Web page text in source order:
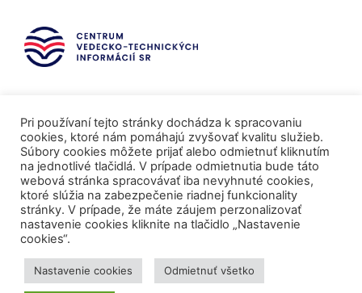
Mediálni partneri
Pri používaní tejto stránky dochádza k spracovaniu
cookies, ktoré nám pomáhajú zvyšovať kvalitu služieb.
Súbory cookies môžete prijať alebo odmietnuť kliknutím
na jednotlivé tlačidlá. V prípade odmietnutia bude táto
webová stránka spracovávať iba nevyhnuté cookies,
ktoré slúžia na zabezpečenie riadnej funkcionality
stránky. V prípade, že máte záujem perzonalizovať
nastavenie cookies kliknite na tlačidlo „Nastavenie
cookies“.
Nastavenie cookies Odmietnuť všetko